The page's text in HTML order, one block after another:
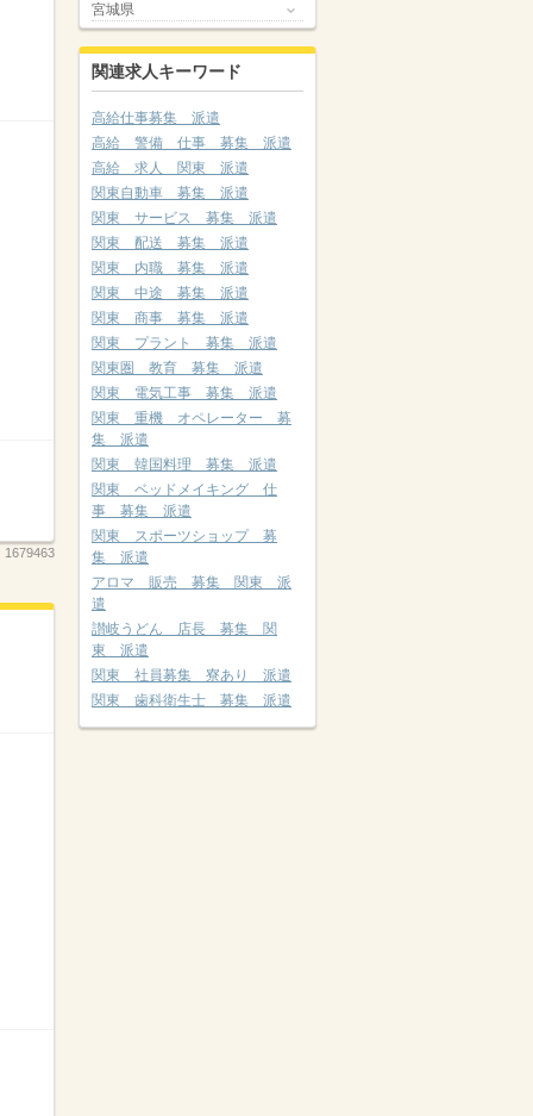
1679463
宮城県
関連求人キーワード
高給仕事募集 派遣
高給 警備 仕事 募集 派遣
高給 求人 関東 派遣
関東自動車 募集 派遣
関東 サービス 募集 派遣
関東 配送 募集 派遣
関東 内職 募集 派遣
関東 中途 募集 派遣
関東 商事 募集 派遣
関東 プラント 募集 派遣
関東圏 教育 募集 派遣
関東 電気工事 募集 派遣
関東 重機 オペレーター 募
集 派遣
関東 韓国料理 募集 派遣
関東 ベッドメイキング 仕
事 募集 派遣
関東 スポーツショップ 募
集 派遣
アロマ 販売 募集 関東 派
遣
讃岐うどん 店長 募集 関
東 派遣
関東 社員募集 寮あり 派遣
関東 歯科衛生士 募集 派遣